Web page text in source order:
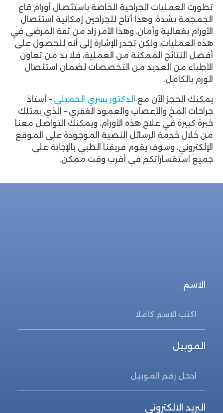
تطورت العمليات الجراحية الخاصة باستئصال أورام قاع
الجمجمة بشدة، وهذا أتاح للجراحين إمكانية استئصال
الأورام بفعالية وأمان، وهذا الأمر زاد من ثقة المرضى في
هذه العمليات، ولكن تجدر الإشارة إلى أنه للحصول على
أفضل النتائج الممكنة من العملية، فلا بد من تعاون
الأطباء من العديد من التخصصات لضمان استئصال
الورم بالكامل.
يمكنك الحجز الآن مع الدكتور يسري الحميلي – أستاذ
جراحات المخ والأعصاب والعمود الفقري – الذي يمتلك
خبرة كبيرة في علاج هذه الأورام، ويمكنك التواصل معنا
من خلال خدمة الرسائل النصية الموجودة على الموقع
الإلكتروني، وسوف يقوم فريقنا الطبي بالإجابة على
جميع استفساراتكم في أقرب وقت ممكن.
الاسم
الموبيل
البريد الالكتروني